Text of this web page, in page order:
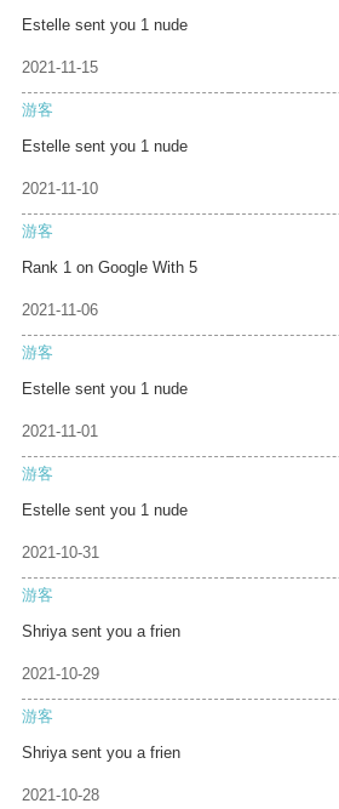
Estelle sent you 1 nude
2021-11-15
游客
Estelle sent you 1 nude
2021-11-10
游客
Rank 1 on Google With 5
2021-11-06
游客
Estelle sent you 1 nude
2021-11-01
游客
Estelle sent you 1 nude
2021-10-31
游客
Shriya sent you a frien
2021-10-29
游客
Shriya sent you a frien
2021-10-28